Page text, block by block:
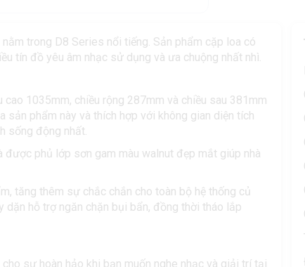
nằm trong D8 Series nổi tiếng. Sản phẩm cặp loa có
tín đồ yêu âm nhạc sử dụng và ưa chuộng nhất nhì.
1035mm, chiều rộng 287mm và chiều sau 381mm
phẩm này và thích hợp với không gian diện tích
sống động nhất.
phủ lớp sơn gam màu walnut đẹp mắt giúp nhà
tăng thêm sự chắc chắn cho toàn bộ hệ thống củ
hỗ trợ ngăn chặn bụi bẩn, đồng thời tháo lắp
sự hoàn hảo khi bạn muốn nghe nhạc và giải trí tại